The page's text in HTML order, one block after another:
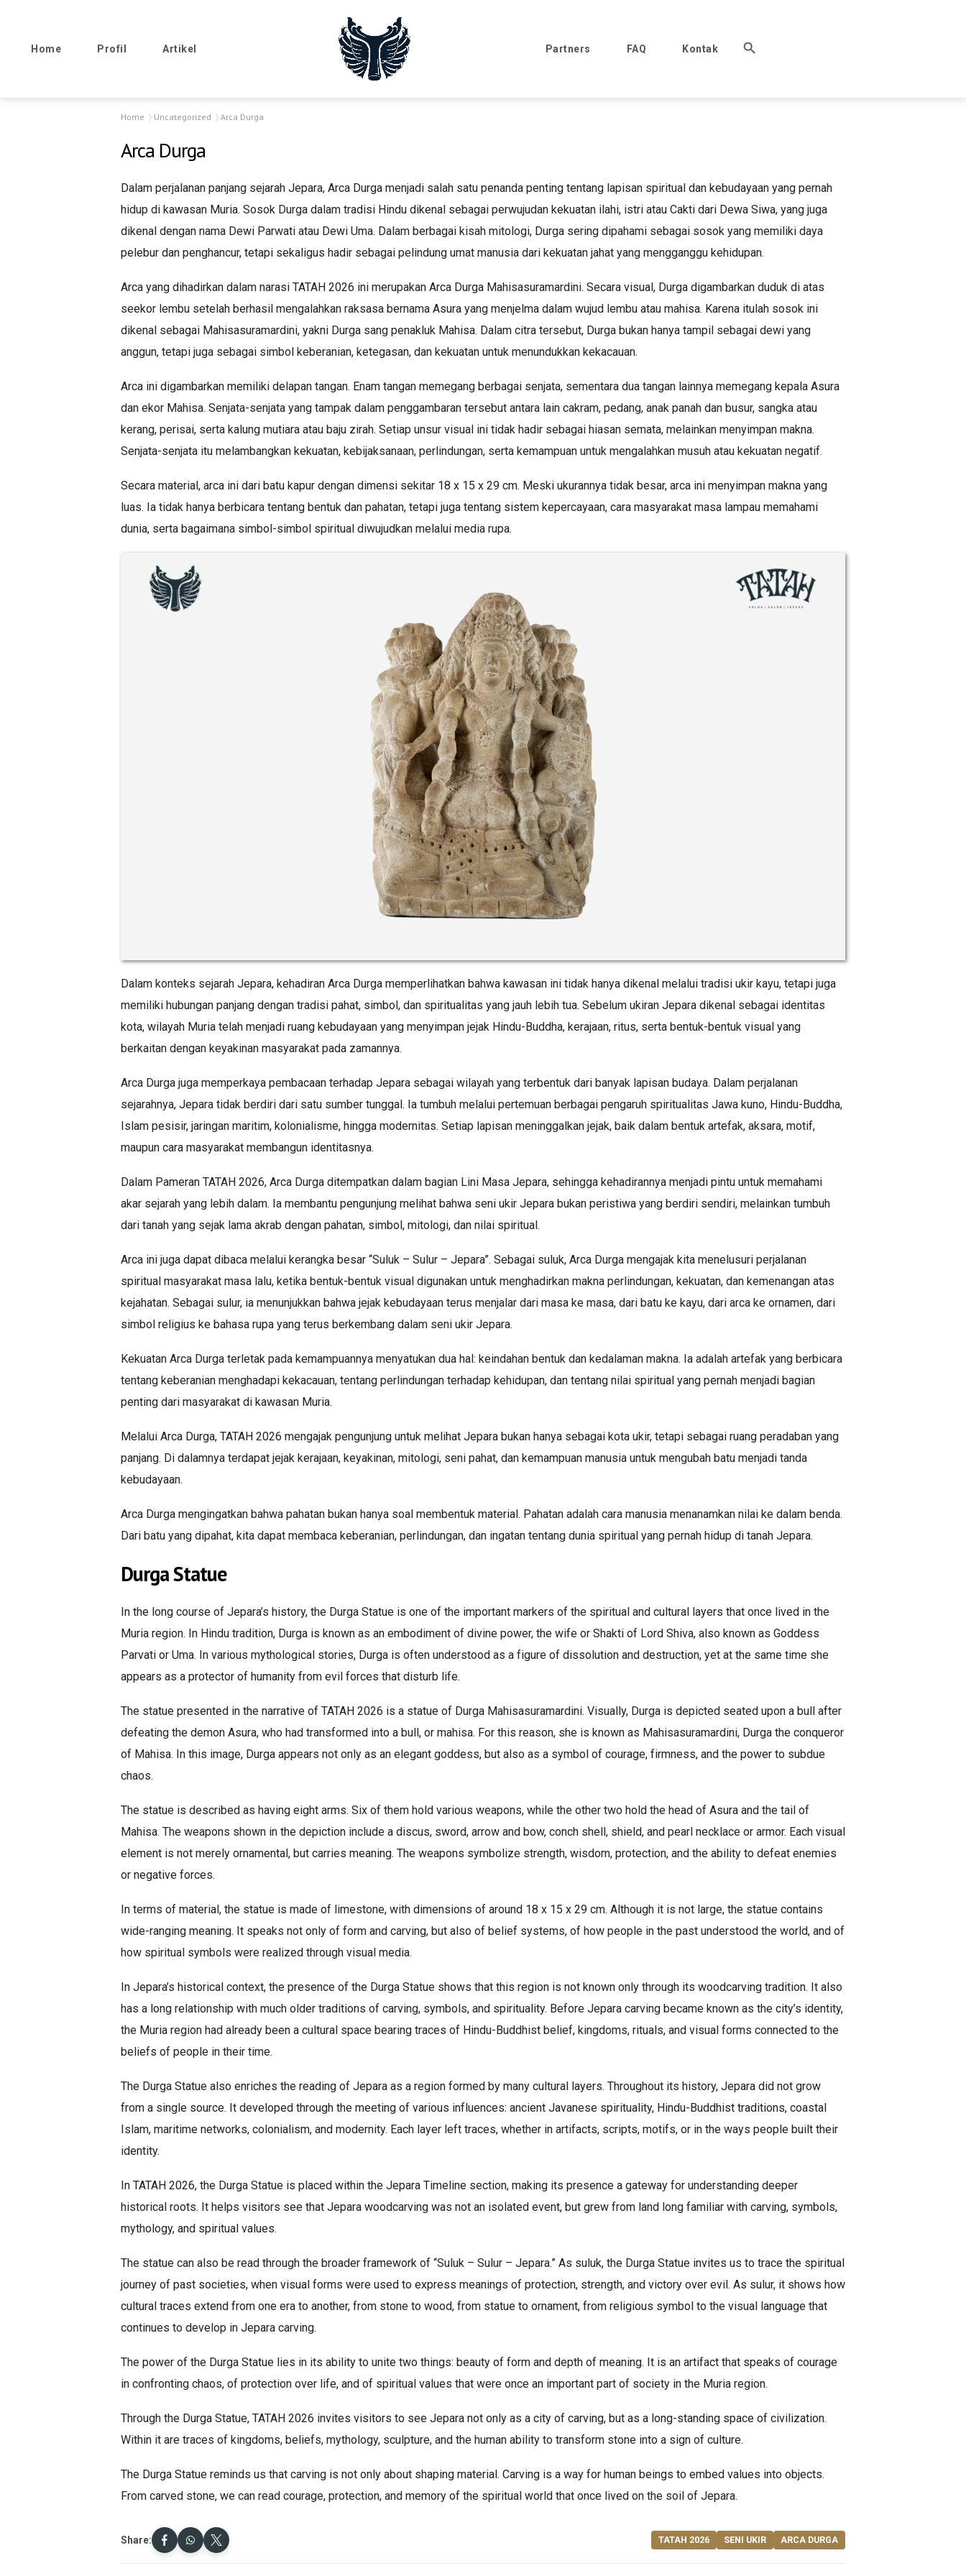
Home Profil Artikel Partners FAQ Kontak
Home Uncategorized Arca Durga
Arca Durga
Dalam perjalanan panjang sejarah Jepara, Arca Durga menjadi salah satu penanda penting tentang lapisan spiritual dan kebudayaan yang pernah
hidup di kawasan Muria. Sosok Durga dalam tradisi Hindu dikenal sebagai perwujudan kekuatan ilahi, istri atau Cakti dari Dewa Siwa, yang juga
dikenal dengan nama Dewi Parwati atau Dewi Uma. Dalam berbagai kisah mitologi, Durga sering dipahami sebagai sosok yang memiliki daya
pelebur dan penghancur, tetapi sekaligus hadir sebagai pelindung umat manusia dari kekuatan jahat yang mengganggu kehidupan.
Arca yang dihadirkan dalam narasi TATAH 2026 ini merupakan Arca Durga Mahisasuramardini. Secara visual, Durga digambarkan duduk di atas
seekor lembu setelah berhasil mengalahkan raksasa bernama Asura yang menjelma dalam wujud lembu atau mahisa. Karena itulah sosok ini
dikenal sebagai Mahisasuramardini, yakni Durga sang penakluk Mahisa. Dalam citra tersebut, Durga bukan hanya tampil sebagai dewi yang
anggun, tetapi juga sebagai simbol keberanian, ketegasan, dan kekuatan untuk menundukkan kekacauan.
Arca ini digambarkan memiliki delapan tangan. Enam tangan memegang berbagai senjata, sementara dua tangan lainnya memegang kepala Asura
dan ekor Mahisa. Senjata-senjata yang tampak dalam penggambaran tersebut antara lain cakram, pedang, anak panah dan busur, sangka atau
kerang, perisai, serta kalung mutiara atau baju zirah. Setiap unsur visual ini tidak hadir sebagai hiasan semata, melainkan menyimpan makna.
Senjata-senjata itu melambangkan kekuatan, kebijaksanaan, perlindungan, serta kemampuan untuk mengalahkan musuh atau kekuatan negatif.
Secara material, arca ini dari batu kapur dengan dimensi sekitar 18 x 15 x 29 cm. Meski ukurannya tidak besar, arca ini menyimpan makna yang
luas. Ia tidak hanya berbicara tentang bentuk dan pahatan, tetapi juga tentang sistem kepercayaan, cara masyarakat masa lampau memahami
dunia, serta bagaimana simbol-simbol spiritual diwujudkan melalui media rupa.
Dalam konteks sejarah Jepara, kehadiran Arca Durga memperlihatkan bahwa kawasan ini tidak hanya dikenal melalui tradisi ukir kayu, tetapi juga
memiliki hubungan panjang dengan tradisi pahat, simbol, dan spiritualitas yang jauh lebih tua. Sebelum ukiran Jepara dikenal sebagai identitas
kota, wilayah Muria telah menjadi ruang kebudayaan yang menyimpan jejak Hindu-Buddha, kerajaan, ritus, serta bentuk-bentuk visual yang
berkaitan dengan keyakinan masyarakat pada zamannya.
Arca Durga juga memperkaya pembacaan terhadap Jepara sebagai wilayah yang terbentuk dari banyak lapisan budaya. Dalam perjalanan
sejarahnya, Jepara tidak berdiri dari satu sumber tunggal. Ia tumbuh melalui pertemuan berbagai pengaruh spiritualitas Jawa kuno, Hindu-Buddha,
Islam pesisir, jaringan maritim, kolonialisme, hingga modernitas. Setiap lapisan meninggalkan jejak, baik dalam bentuk artefak, aksara, motif,
maupun cara masyarakat membangun identitasnya.
Dalam Pameran TATAH 2026, Arca Durga ditempatkan dalam bagian Lini Masa Jepara, sehingga kehadirannya menjadi pintu untuk memahami
akar sejarah yang lebih dalam. Ia membantu pengunjung melihat bahwa seni ukir Jepara bukan peristiwa yang berdiri sendiri, melainkan tumbuh
dari tanah yang sejak lama akrab dengan pahatan, simbol, mitologi, dan nilai spiritual.
Arca ini juga dapat dibaca melalui kerangka besar “Suluk – Sulur – Jepara”. Sebagai suluk, Arca Durga mengajak kita menelusuri perjalanan
spiritual masyarakat masa lalu, ketika bentuk-bentuk visual digunakan untuk menghadirkan makna perlindungan, kekuatan, dan kemenangan atas
kejahatan. Sebagai sulur, ia menunjukkan bahwa jejak kebudayaan terus menjalar dari masa ke masa, dari batu ke kayu, dari arca ke ornamen, dari
simbol religius ke bahasa rupa yang terus berkembang dalam seni ukir Jepara.
Kekuatan Arca Durga terletak pada kemampuannya menyatukan dua hal: keindahan bentuk dan kedalaman makna. Ia adalah artefak yang berbicara
tentang keberanian menghadapi kekacauan, tentang perlindungan terhadap kehidupan, dan tentang nilai spiritual yang pernah menjadi bagian
penting dari masyarakat di kawasan Muria.
Melalui Arca Durga, TATAH 2026 mengajak pengunjung untuk melihat Jepara bukan hanya sebagai kota ukir, tetapi sebagai ruang peradaban yang
panjang. Di dalamnya terdapat jejak kerajaan, keyakinan, mitologi, seni pahat, dan kemampuan manusia untuk mengubah batu menjadi tanda
kebudayaan.
Arca Durga mengingatkan bahwa pahatan bukan hanya soal membentuk material. Pahatan adalah cara manusia menanamkan nilai ke dalam benda.
Dari batu yang dipahat, kita dapat membaca keberanian, perlindungan, dan ingatan tentang dunia spiritual yang pernah hidup di tanah Jepara.
Durga Statue
In the long course of Jepara’s history, the Durga Statue is one of the important markers of the spiritual and cultural layers that once lived in the
Muria region. In Hindu tradition, Durga is known as an embodiment of divine power, the wife or Shakti of Lord Shiva, also known as Goddess
Parvati or Uma. In various mythological stories, Durga is often understood as a figure of dissolution and destruction, yet at the same time she
appears as a protector of humanity from evil forces that disturb life.
The statue presented in the narrative of TATAH 2026 is a statue of Durga Mahisasuramardini. Visually, Durga is depicted seated upon a bull after
defeating the demon Asura, who had transformed into a bull, or mahisa. For this reason, she is known as Mahisasuramardini, Durga the conqueror
of Mahisa. In this image, Durga appears not only as an elegant goddess, but also as a symbol of courage, firmness, and the power to subdue
chaos.
The statue is described as having eight arms. Six of them hold various weapons, while the other two hold the head of Asura and the tail of
Mahisa. The weapons shown in the depiction include a discus, sword, arrow and bow, conch shell, shield, and pearl necklace or armor. Each visual
element is not merely ornamental, but carries meaning. The weapons symbolize strength, wisdom, protection, and the ability to defeat enemies
or negative forces.
In terms of material, the statue is made of limestone, with dimensions of around 18 x 15 x 29 cm. Although it is not large, the statue contains
wide-ranging meaning. It speaks not only of form and carving, but also of belief systems, of how people in the past understood the world, and of
how spiritual symbols were realized through visual media.
In Jepara’s historical context, the presence of the Durga Statue shows that this region is not known only through its woodcarving tradition. It also
has a long relationship with much older traditions of carving, symbols, and spirituality. Before Jepara carving became known as the city’s identity,
the Muria region had already been a cultural space bearing traces of Hindu-Buddhist belief, kingdoms, rituals, and visual forms connected to the
beliefs of people in their time.
The Durga Statue also enriches the reading of Jepara as a region formed by many cultural layers. Throughout its history, Jepara did not grow
from a single source. It developed through the meeting of various influences: ancient Javanese spirituality, Hindu-Buddhist traditions, coastal
Islam, maritime networks, colonialism, and modernity. Each layer left traces, whether in artifacts, scripts, motifs, or in the ways people built their
identity.
In TATAH 2026, the Durga Statue is placed within the Jepara Timeline section, making its presence a gateway for understanding deeper
historical roots. It helps visitors see that Jepara woodcarving was not an isolated event, but grew from land long familiar with carving, symbols,
mythology, and spiritual values.
The statue can also be read through the broader framework of “Suluk – Sulur – Jepara.” As suluk, the Durga Statue invites us to trace the spiritual
journey of past societies, when visual forms were used to express meanings of protection, strength, and victory over evil. As sulur, it shows how
cultural traces extend from one era to another, from stone to wood, from statue to ornament, from religious symbol to the visual language that
continues to develop in Jepara carving.
The power of the Durga Statue lies in its ability to unite two things: beauty of form and depth of meaning. It is an artifact that speaks of courage
in confronting chaos, of protection over life, and of spiritual values that were once an important part of society in the Muria region.
Through the Durga Statue, TATAH 2026 invites visitors to see Jepara not only as a city of carving, but as a long-standing space of civilization.
Within it are traces of kingdoms, beliefs, mythology, sculpture, and the human ability to transform stone into a sign of culture.
The Durga Statue reminds us that carving is not only about shaping material. Carving is a way for human beings to embed values into objects.
From carved stone, we can read courage, protection, and memory of the spiritual world that once lived on the soil of Jepara.
Share: TATAH 2026 SENI UKIR ARCA DURGA